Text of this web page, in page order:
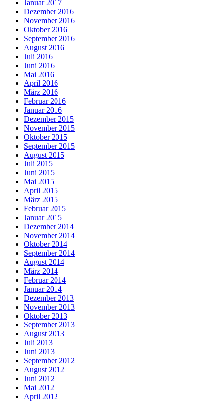
Januar 2017
Dezember 2016
November 2016
Oktober 2016
September 2016
August 2016
Juli 2016
Juni 2016
Mai 2016
April 2016
März 2016
Februar 2016
Januar 2016
Dezember 2015
November 2015
Oktober 2015
September 2015
August 2015
Juli 2015
Juni 2015
Mai 2015
April 2015
März 2015
Februar 2015
Januar 2015
Dezember 2014
November 2014
Oktober 2014
September 2014
August 2014
März 2014
Februar 2014
Januar 2014
Dezember 2013
November 2013
Oktober 2013
September 2013
August 2013
Juli 2013
Juni 2013
September 2012
August 2012
Juni 2012
Mai 2012
April 2012